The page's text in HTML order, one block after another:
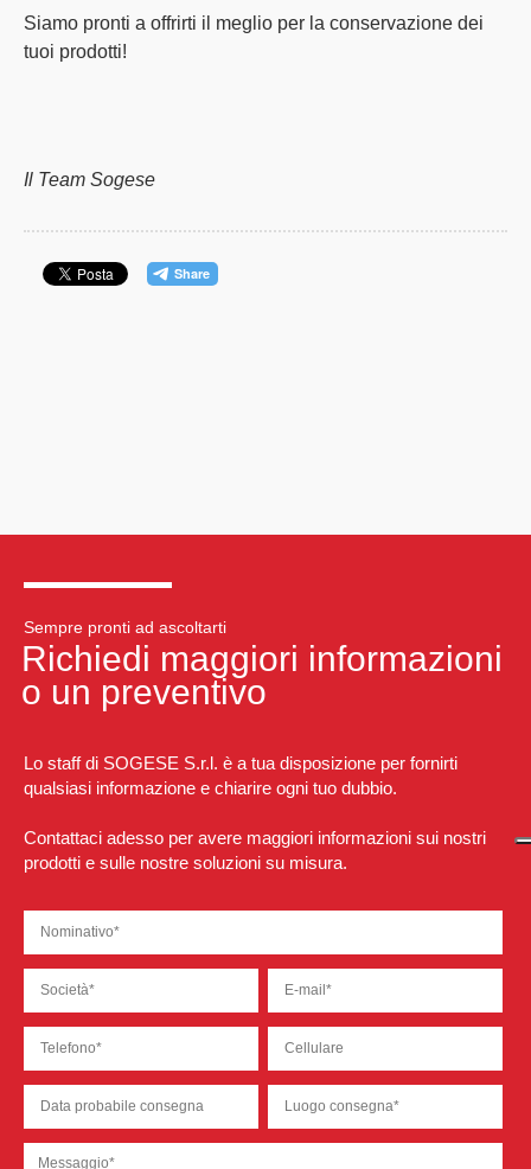
Siamo pronti a offrirti il meglio per la conservazione dei
tuoi prodotti!
Il Team Sogese
Sempre pronti ad ascoltarti
Richiedi maggiori informazioni
o un preventivo
Lo staff di SOGESE S.r.l. è a tua disposizione per fornirti
qualsiasi informazione e chiarire ogni tuo dubbio.
Contattaci adesso per avere maggiori informazioni sui nostri
prodotti e sulle nostre soluzioni su misura.